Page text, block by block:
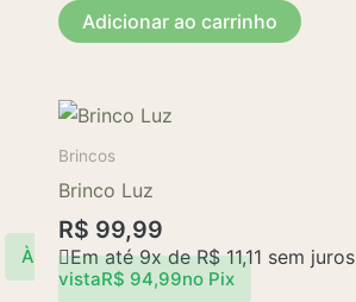
Adicionar ao carrinho
À
Brincos
Brinco Luz
R$ 99,99
Em até 9x deR$11,11 sem juros
vistaR$ 94,99no Pix